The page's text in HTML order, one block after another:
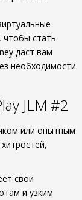
чтобы стать
даст вам
необходимости
JLM #2
или опытным
свои
и узким